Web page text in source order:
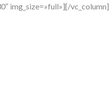
img_size=»full»][/vc_column]